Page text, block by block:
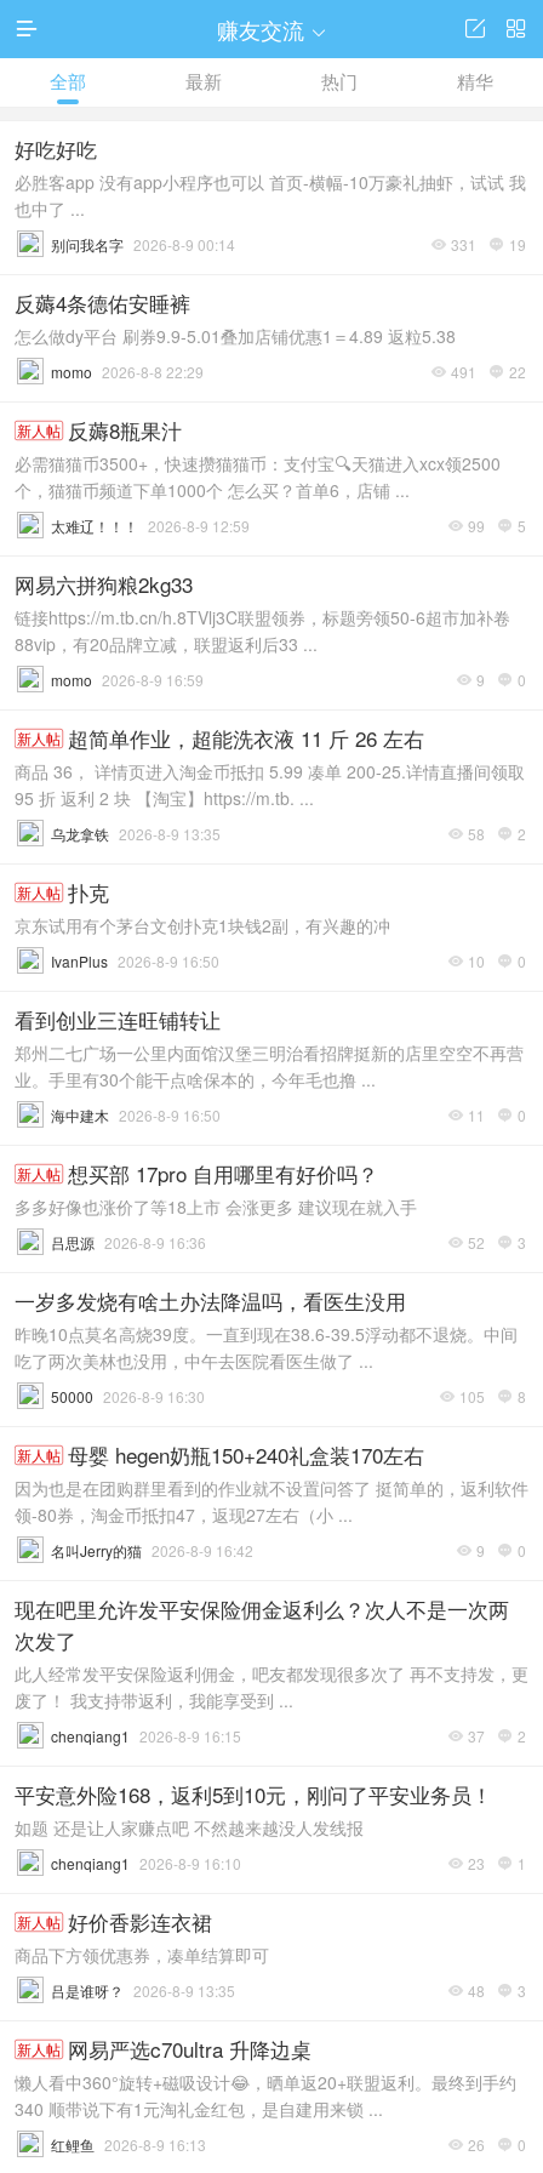
 赚友交流  

全部 最新 热门 精华
好吃好吃
必胜客app 没有app小程序也可以 首页-横幅-10万豪礼抽虾，试试 我
也中了 ...
 331  19
别问我名字 2026-8-9 00:14
反薅4条德佑安睡裤
怎么做dy平台 刷券9.9-5.01叠加店铺优惠1＝4.89 返粒5.38
 491  22
momo 2026-8-8 22:29
新人帖 反薅8瓶果汁
必需猫猫币3500+，快速攒猫猫币：支付宝🔍天猫进入xcx领2500
个，猫猫币频道下单1000个 怎么买？首单6，店铺 ...
 99  5
太难辽！！！ 2026-8-9 12:59
网易六拼狗粮2kg33
链接https://m.tb.cn/h.8TVlj3C联盟领券，标题旁领50-6超市加补卷
88vip，有20品牌立减，联盟返利后33 ...
 9  0
momo 2026-8-9 16:59
新人帖 超简单作业，超能洗衣液 11 斤 26 左右
商品 36， 详情页进入淘金币抵扣 5.99 凑单 200-25.详情直播间领取
95 折 返利 2 块 【淘宝】https://m.tb. ...
 58  2
乌龙拿铁 2026-8-9 13:35
新人帖 扑克
京东试用有个茅台文创扑克1块钱2副，有兴趣的冲
 10  0
IvanPlus 2026-8-9 16:50
看到创业三连旺铺转让
郑州二七广场一公里内面馆汉堡三明治看招牌挺新的店里空空不再营
业。手里有30个能干点啥保本的，今年毛也撸 ...
 11  0
海中建木 2026-8-9 16:50
新人帖 想买部 17pro 自用哪里有好价吗？
多多好像也涨价了等18上市 会涨更多 建议现在就入手
 52  3
吕思源 2026-8-9 16:36
一岁多发烧有啥土办法降温吗，看医生没用
昨晚10点莫名高烧39度。一直到现在38.6-39.5浮动都不退烧。中间
吃了两次美林也没用，中午去医院看医生做了 ...
 105  8
50000 2026-8-9 16:30
新人帖 母婴 hegen奶瓶150+240礼盒装170左右
因为也是在团购群里看到的作业就不设置问答了 挺简单的，返利软件
领-80券，淘金币抵扣47，返现27左右（小 ...
 9  0
名叫Jerry的猫 2026-8-9 16:42
现在吧里允许发平安保险佣金返利么？次人不是一次两
次发了
此人经常发平安保险返利佣金，吧友都发现很多次了 再不支持发，更
废了！ 我支持带返利，我能享受到 ...
 37  2
chenqiang1 2026-8-9 16:15
平安意外险168，返利5到10元，刚问了平安业务员！
如题 还是让人家赚点吧 不然越来越没人发线报
 23  1
chenqiang1 2026-8-9 16:10
新人帖 好价香影连衣裙
商品下方领优惠券，凑单结算即可
 48  3
吕是谁呀？ 2026-8-9 13:35
新人帖 网易严选c70ultra 升降边桌
懒人看中360°旋转+磁吸设计😂，晒单返20+联盟返利。最终到手约
340 顺带说下有1元淘礼金红包，是自建用来锁 ...
 26  0
红鲤鱼 2026-8-9 16:13